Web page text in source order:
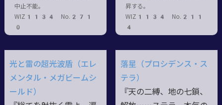
中止不能。
WIZ1134 No.271
0
昇する。
WIZ1134 No.211
4
光と雷の超光波盾（エレ
メンタル・メガビームシ
ールド）
落星（プロシデンス・ス
テラ）
『天の二縛、地の七鎖、